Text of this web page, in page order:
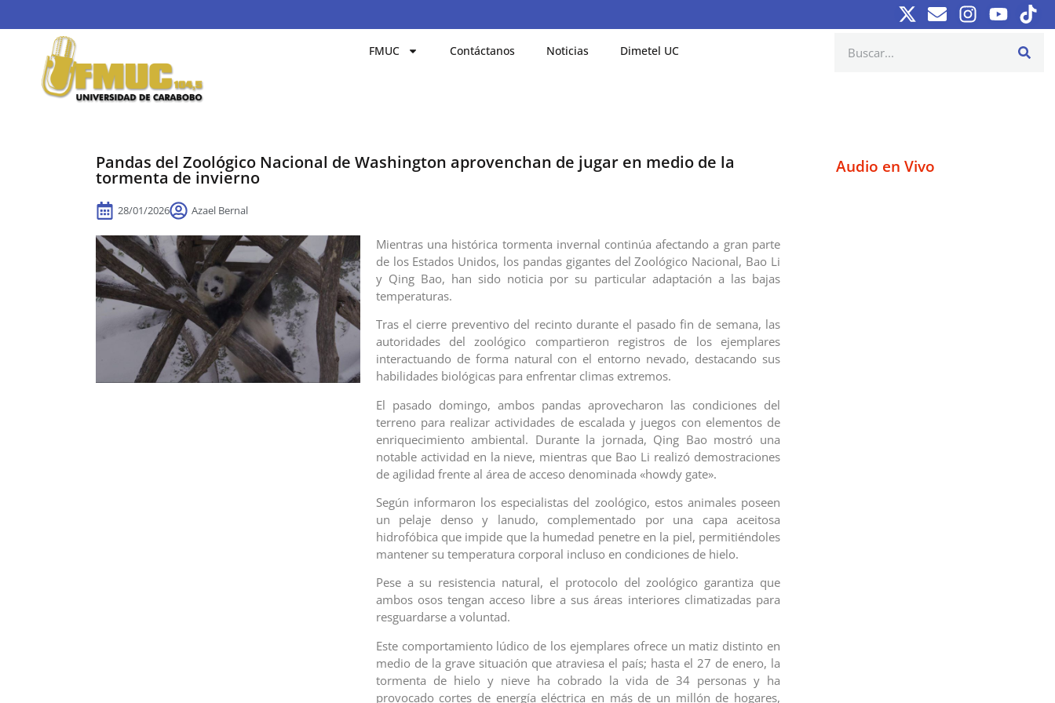
FMUC Contáctanos Noticias Dimetel UC
Pandas del Zoológico Nacional de Washington aprovenchan de jugar en medio de la
tormenta de invierno
28/01/2026 Azael Bernal
Mientras una histórica tormenta invernal continúa afectando a gran parte
de los Estados Unidos, los pandas gigantes del Zoológico Nacional, Bao Li
y Qing Bao, han sido noticia por su particular adaptación a las bajas
temperaturas.
Tras el cierre preventivo del recinto durante el pasado fin de semana, las
autoridades del zoológico compartieron registros de los ejemplares
interactuando de forma natural con el entorno nevado, destacando sus
habilidades biológicas para enfrentar climas extremos.
El pasado domingo, ambos pandas aprovecharon las condiciones del
terreno para realizar actividades de escalada y juegos con elementos de
enriquecimiento ambiental. Durante la jornada, Qing Bao mostró una
notable actividad en la nieve, mientras que Bao Li realizó demostraciones
de agilidad frente al área de acceso denominada «howdy gate».
Según informaron los especialistas del zoológico, estos animales poseen
un pelaje denso y lanudo, complementado por una capa aceitosa
hidrofóbica que impide que la humedad penetre en la piel, permitiéndoles
mantener su temperatura corporal incluso en condiciones de hielo.
Pese a su resistencia natural, el protocolo del zoológico garantiza que
ambos osos tengan acceso libre a sus áreas interiores climatizadas para
resguardarse a voluntad.
Este comportamiento lúdico de los ejemplares ofrece un matiz distinto en
medio de la grave situación que atraviesa el país; hasta el 27 de enero, la
tormenta de hielo y nieve ha cobrado la vida de 34 personas y ha
provocado cortes de energía eléctrica en más de un millón de hogares,
Audio en Vivo